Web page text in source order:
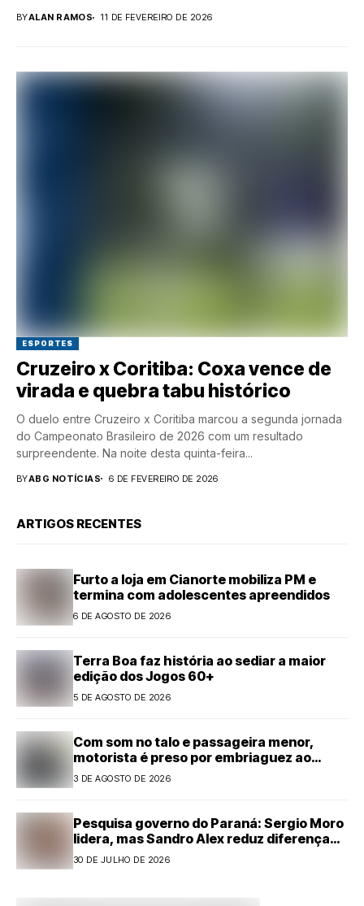
BYALAN RAMOS 11 DE FEVEREIRO DE 2026
ESPORTES
Cruzeiro x Coritiba: Coxa vence de
virada e quebra tabu histórico
O duelo entre Cruzeiro x Coritiba marcou a segunda jornada
do Campeonato Brasileiro de 2026 com um resultado
surpreendente. Na noite desta quinta-feira...
BYABG NOTÍCIAS 6 DE FEVEREIRO DE 2026
ARTIGOS RECENTES
Furto a loja em Cianorte mobiliza PM e
termina com adolescentes apreendidos
6 DE AGOSTO DE 2026
Terra Boa faz história ao sediar a maior
edição dos Jogos 60+
5 DE AGOSTO DE 2026
Com som no talo e passageira menor,
motorista é preso por embriaguez ao
volante em Cianorte
3 DE AGOSTO DE 2026
Pesquisa governo do Paraná: Sergio Moro
lidera, mas Sandro Alex reduz diferença
com forte alta
30 DE JULHO DE 2026